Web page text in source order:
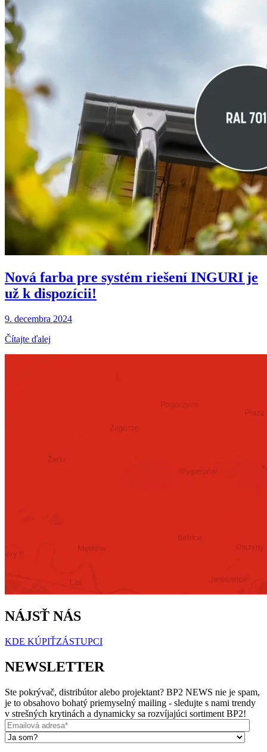
Nová farba pre systém riešení INGURI je
už k dispozícii!
9. decembra 2024
Čítajte ďalej
NÁJSŤ NÁS
KDE KÚPIŤZÁSTUPCI
NEWSLETTER
Ste pokrývač, distribútor alebo projektant? BP2 NEWS nie je spam,
je to obsahovo bohatý priemyselný mailing - sledujte s nami trendy
v strešných krytinách a dynamicky sa rozvíjajúci sortiment BP2!